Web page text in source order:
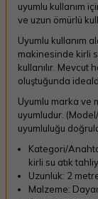
uyumlu kullanım
ve uzun ömürlü
Uyumlu kullanım
makinesinde kirli
kullanılır. Mevcut
oluştuğunda
Uyumlu marka ve
uyumludur.
uyumluluğu
Kategori/
kirli su atık
Uzunluk: 2
Malzeme: